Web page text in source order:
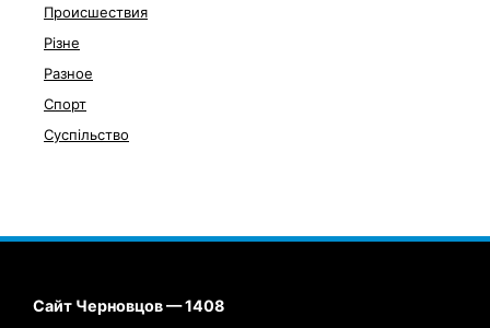
Происшествия
Різне
Разное
Спорт
Суспільство
Сайт Черновцов — 1408